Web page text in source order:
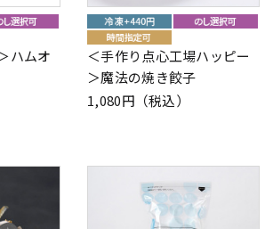
ハムオ
＜手作り点心工場ハッピー
＞魔法の焼き餃子
1,080円（税込）